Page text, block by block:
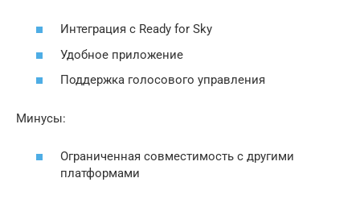
Интеграция с Ready for Sky
Удобное приложение
Поддержка голосового управления
Минусы:
Ограниченная совместимость с другими
платформами